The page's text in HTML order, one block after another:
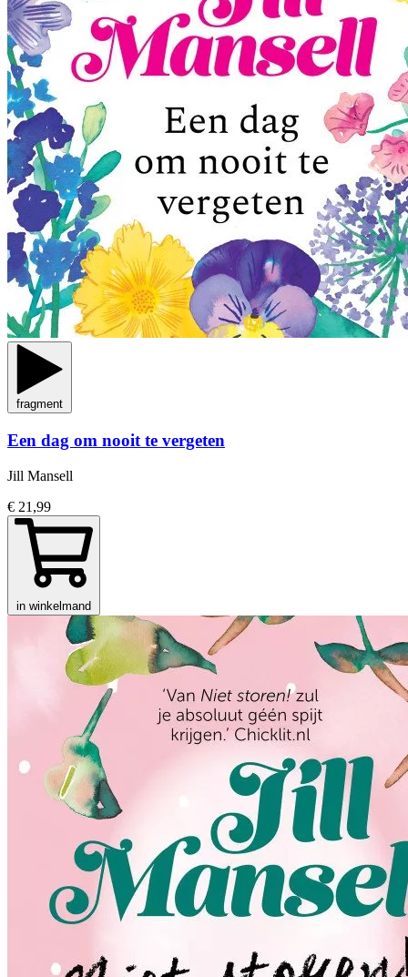
fragment
Een dag om nooit te vergeten
Jill Mansell
€ 21,99
in winkelmand